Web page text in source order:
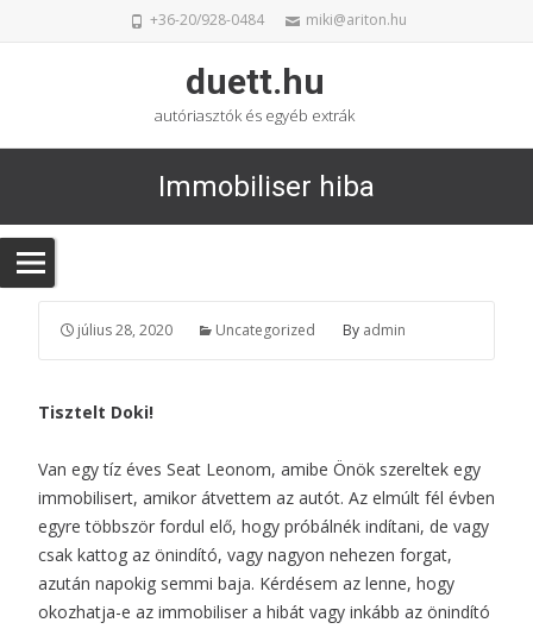
+36-20/928-0484 miki@ariton.hu
duett.hu
autóriasztók és egyéb extrák
Immobiliser hiba
július 28, 2020 Uncategorized By admin
Tisztelt Doki!
Van egy tíz éves Seat Leonom, amibe Önök szereltek egy
immobilisert, amikor átvettem az autót. Az elmúlt fél évben
egyre többször fordul elő, hogy próbálnék indítani, de vagy
csak kattog az önindító, vagy nagyon nehezen forgat,
azután napokig semmi baja. Kérdésem az lenne, hogy
okozhatja-e az immobiliser a hibát vagy inkább az önindító